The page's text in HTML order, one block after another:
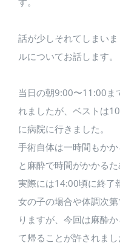
話が少しそれてしまい
ルについてお話します。
当日の朝9:00〜11:00ま
れましたが、ベストは
に病院に行きました。
手術自体は一時間もか
と麻酔で時間がかかる
実際には14:00頃に終了
女の子の場合や体調次
りますが、今回は麻酔
て帰ることが許されまし